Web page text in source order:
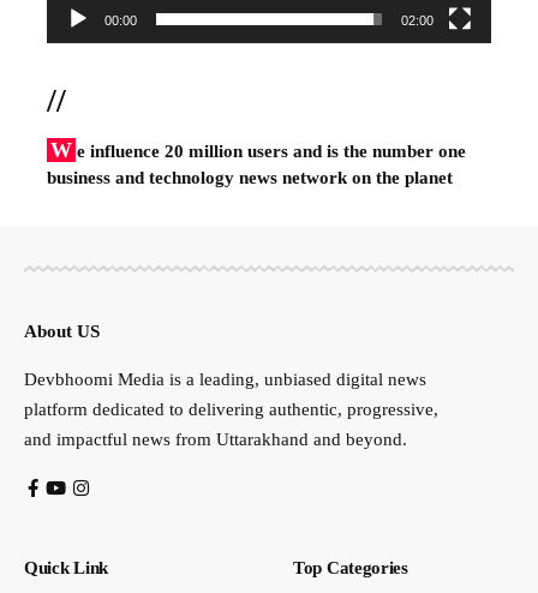
00:00 02:00
//
W e influence 20 million users and is the number one
business and technology news network on the planet
About US
Devbhoomi Media is a leading, unbiased digital news
platform dedicated to delivering authentic, progressive,
and impactful news from Uttarakhand and beyond.
Quick Link Top Categories